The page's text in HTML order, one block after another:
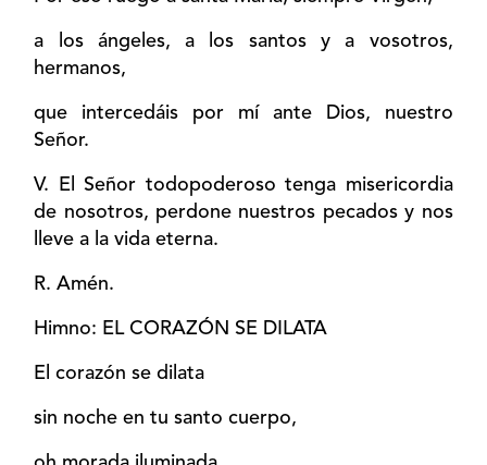
a los ángeles, a los santos y a vosotros,
hermanos,
que intercedáis por mí ante Dios, nuestro
Señor.
V. El Señor todopoderoso tenga misericordia
de nosotros, perdone nuestros pecados y nos
lleve a la vida eterna.
R. Amén.
Himno: EL CORAZÓN SE DILATA
El corazón se dilata
sin noche en tu santo cuerpo,